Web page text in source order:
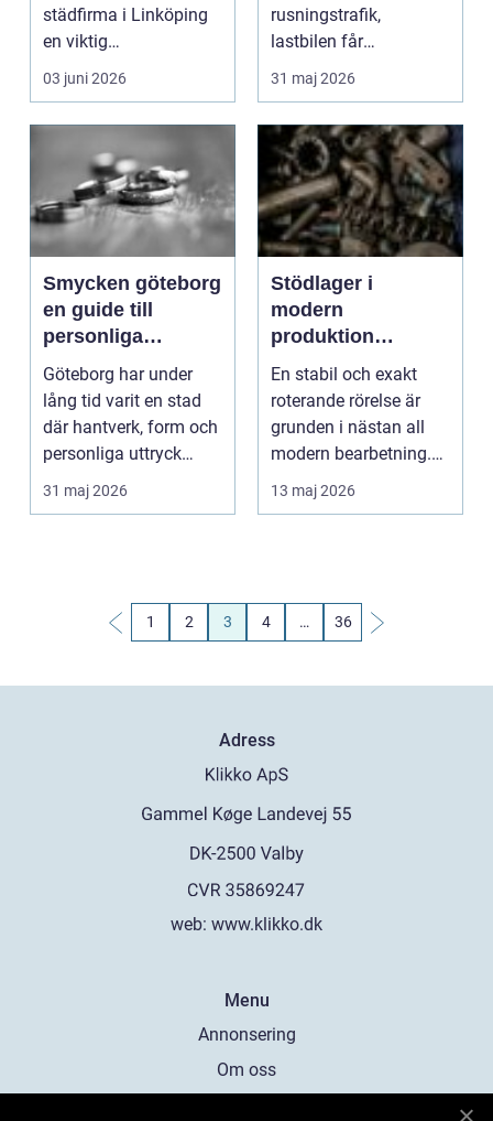
städfirma i Linköping
en viktig
samarbetspartner f&...
03 juni 2026
rusningstrafik,
lastbilen får
motorhaveri på väg till
hamnen ...
31 maj 2026
Smycken göteborg
en guide till
personliga
smycken med
känsla
Göteborg har under
lång tid varit en stad
där hantverk, form och
personliga uttryck
möts. Inom smyck...
31 maj 2026
Stödlager i
modern
produktion
funktion, val och
möjligheter
En stabil och exakt
roterande rörelse är
grunden i nästan all
modern bearbetning.
När axlar blir län...
13 maj 2026
1 2 3 4 … 36
Adress
web: www.klikko.dk
Menu
Annonsering
Om oss